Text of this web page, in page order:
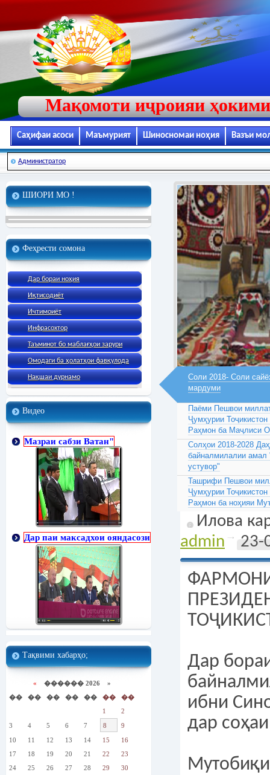
Мақомоти иҷроияи
Саҳифаи асоси Маъмурият Шиносномаи ноҳия Вазъи
Администратор
ШИОРИ МО !
Феҳрести сомона
Дар бораи ноҳия
Иқтисодиёт
Ичтимоиёт
Инфрасохтор
Таъминот бо маблағҳои зарури
Омодаги ба ҳолатҳои фавқулода
Нақшаи дурнамо
Видео
Мазраи сабзи Ватан"
Дар паи максадхои ояндасози
Тақвими хабарҳо;
« ������ 2026 »
��
�� �� �� �� ��
��
1
2
3
4 5 6 7 8
9
10
11 12 13 14 15
16
17
18 19 20 21 22
23
24
25 26 27 28 29
30
Соли 2018- Соли
мардуми
Паёми Пешвои
Ҷумҳурии
Раҳмон ба Маҷлиси
Солҳои 2018-2028
байналмилалии
устувор"
Ташрифи Пешвои
Ҷумҳурии
Раҳмон ба ноҳияи
Илова
admin
23-
Дар
ибни
дар